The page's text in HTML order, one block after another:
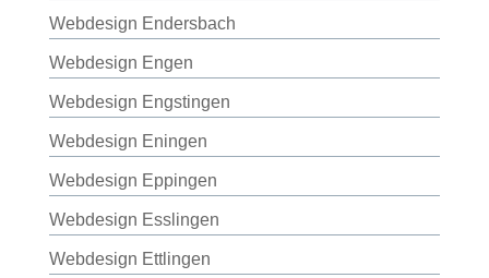
Webdesign Endersbach
Webdesign Engen
Webdesign Engstingen
Webdesign Eningen
Webdesign Eppingen
Webdesign Esslingen
Webdesign Ettlingen